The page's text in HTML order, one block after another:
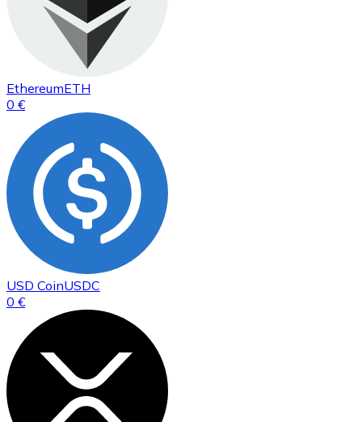
EthereumETH
0 €
USD CoinUSDC
0 €